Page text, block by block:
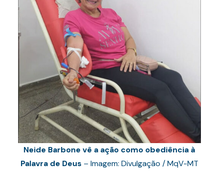
Neide Barbone vê a ação como obediência à
Palavra de Deus – Imagem: Divulgação / MqV-MT